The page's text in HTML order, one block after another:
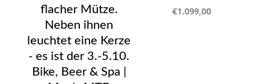
€1.099,00